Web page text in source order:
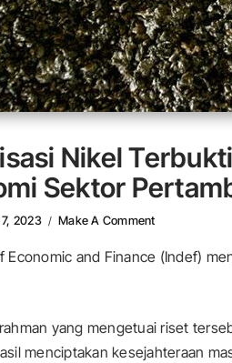
Nikel
Sektor
2023 Make A CommentOn Indef Nilai
and Finance (Indef)
yang mengetuai riset
menciptakan kesejahteraan